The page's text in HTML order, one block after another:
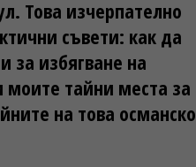
Това изчерпателно
съвети: как да
за избягване на
тайни места за
на това османско